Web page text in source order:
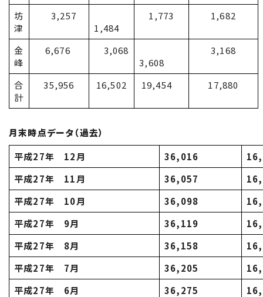
坊
津
3,257
1,484
1,773 1,682
金
峰
6,676
3,068
3,608
3,168
合
計
35,956 16,502 19,454 17,880
月末時点データ（過去）
平成27年 12月
36,016
平成27年 11月
36,057
平成27年 10月
36,098
平成27年 9月
36,119
平成27年 8月
36,158
平成27年 7月
36,205
平成27年 6月
36,275